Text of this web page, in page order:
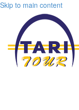
Skip to main content